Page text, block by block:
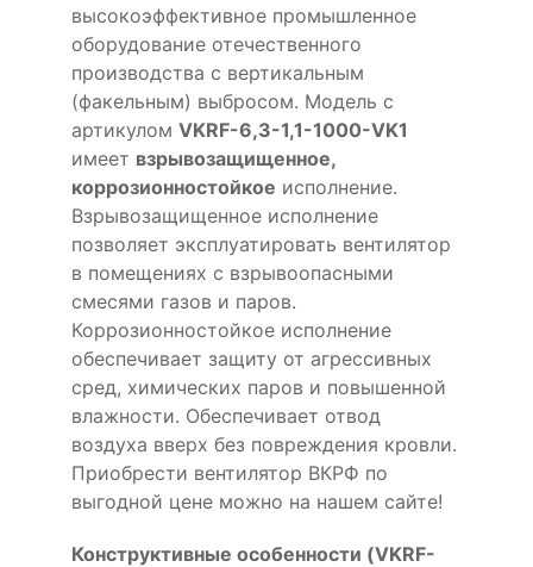
высокоэффективное промышленное
оборудование отечественного
производства с вертикальным
(факельным) выбросом. Модель с
артикулом VKRF-6,3-1,1-1000-VK1
имеет взрывозащищенное,
коррозионностойкое исполнение.
Взрывозащищенное исполнение
позволяет эксплуатировать вентилятор
в помещениях с взрывоопасными
смесями газов и паров.
Коррозионностойкое исполнение
обеспечивает защиту от агрессивных
сред, химических паров и повышенной
влажности. Обеспечивает отвод
воздуха вверх без повреждения кровли.
Приобрести вентилятор ВКРФ по
выгодной цене можно на нашем сайте!
Конструктивные особенности (VKRF-